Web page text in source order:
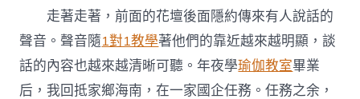
到
九
宮
格
講
座
走著走著，前面的花壇後面隱約傳來有人說話的
聲音。聲音隨1對1教學著他們的靠近越來越明顯，談
話的內容也越來越清晰可聽。年夜學瑜伽教室畢業
后，我回抵家鄉海南，在一家國企任務。任務之余，